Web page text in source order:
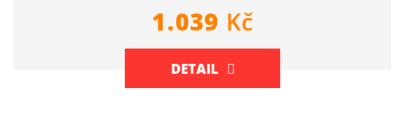
1.039 Kč
DETAIL